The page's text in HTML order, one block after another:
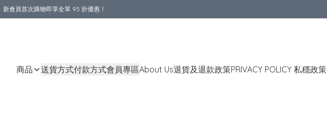
新會員首次購物即享全單 95 折優惠！
商品 送貨方式付款方式會員專區About Us退貨及退款政策PRIVACY POLICY 私穩政策